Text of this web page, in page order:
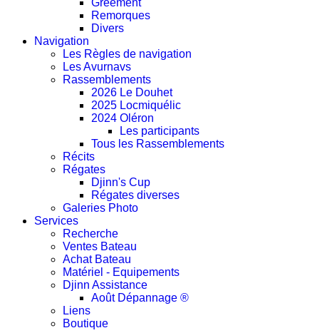
Gréement
Remorques
Divers
Navigation
Les Règles de navigation
Les Avurnavs
Rassemblements
2026 Le Douhet
2025 Locmiquélic
2024 Oléron
Les participants
Tous les Rassemblements
Récits
Régates
Djinn's Cup
Régates diverses
Galeries Photo
Services
Recherche
Ventes Bateau
Achat Bateau
Matériel - Equipements
Djinn Assistance
Août Dépannage ®
Liens
Boutique